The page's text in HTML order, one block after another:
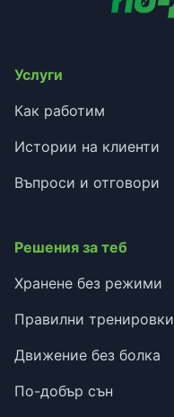
Услуги
Как работим
Истории на клиенти
Въпроси и отговори
Решения за теб
Хранене без режими
Правилни тренировки
Движение без болка
По-добър сън